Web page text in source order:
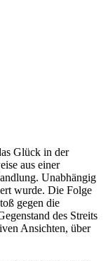
Glück in der
aus einer
Unabhängig
wurde. Die Folge
gegen die
des Streits
Ansichten, über